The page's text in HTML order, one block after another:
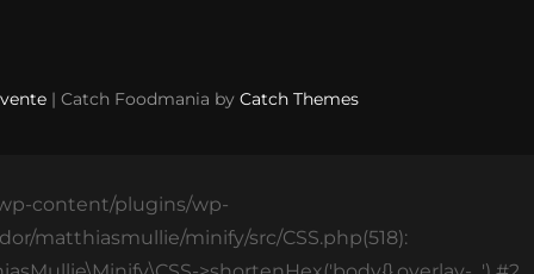
| Catch Foodmania by Catch Themes
content/plugins/wp-
matthiasmullie/minify/src/CSS.php(518):